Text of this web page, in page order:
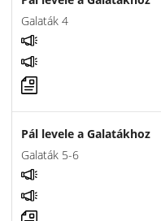
Galaták 4
Pál levele a Galatákhoz
Galaták 5-6